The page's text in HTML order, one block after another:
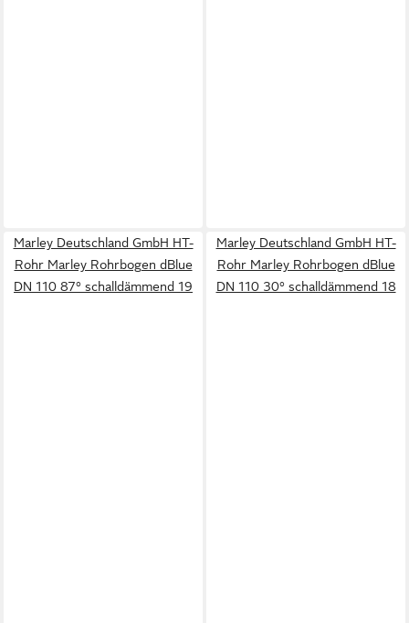
Marley Deutschland GmbH HT-
Rohr Marley Rohrbogen dBlue
DN 110 87° schalldämmend 19
Marley Deutschland GmbH HT-
Rohr Marley Rohrbogen dBlue
DN 110 30° schalldämmend 18